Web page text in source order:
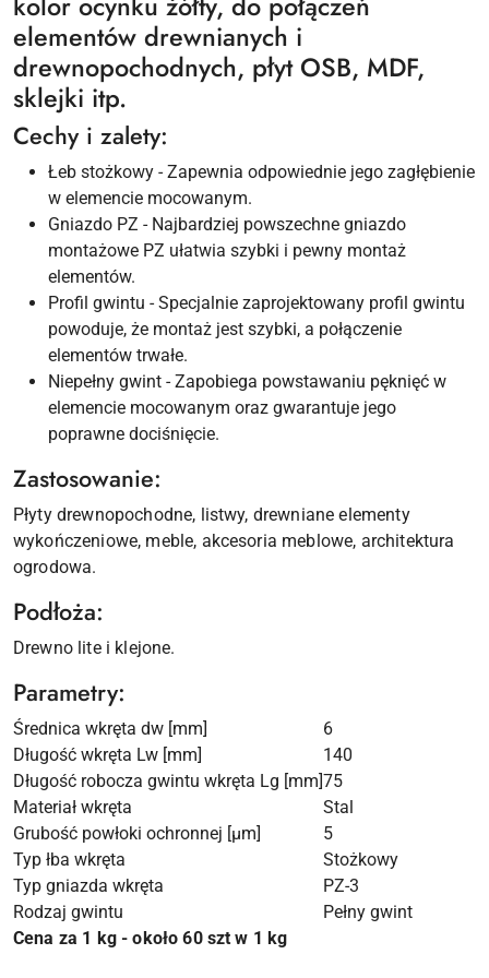
elementów drewnianych i
drewnopochodnych, płyt OSB, MDF,
sklejki itp.
Cechy i zalety:
Łeb stożkowy - Zapewnia odpowiednie jego zagłębienie
w elemencie mocowanym.
Gniazdo PZ - Najbardziej powszechne gniazdo
montażowe PZ ułatwia szybki i pewny montaż
elementów.
Profil gwintu - Specjalnie zaprojektowany profil gwintu
powoduje, że montaż jest szybki, a połączenie
elementów trwałe.
Niepełny gwint - Zapobiega powstawaniu pęknięć w
elemencie mocowanym oraz gwarantuje jego
poprawne dociśnięcie.
Zastosowanie:
Płyty drewnopochodne, listwy, drewniane elementy
wykończeniowe, meble, akcesoria meblowe, architektura
ogrodowa.
Podłoża:
Drewno lite i klejone.
Parametry:
Średnica wkręta dw [mm]
6
Długość wkręta Lw [mm]
140
Długość robocza gwintu wkręta Lg [mm]75
Materiał wkręta
Stal
Grubość powłoki ochronnej [µm]
5
Typ łba wkręta
Stożkowy
Typ gniazda wkręta
PZ-3
Rodzaj gwintu
Pełny gwint
Cena za 1 kg - około 60 szt w 1 kg